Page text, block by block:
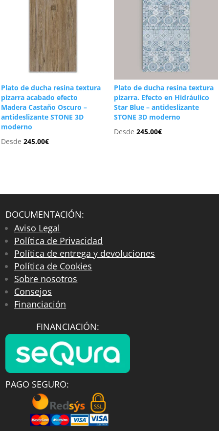
Plato de ducha resina textura
pizarra acabado efecto
Madera Castaño Oscuro –
antideslizante STONE 3D
moderno
Desde245.00€
Plato de ducha resina textura
pizarra. Efecto en Hidráulico
Star Blue – antideslizante
STONE 3D moderno
Desde 245.00€
DOCUMENTACIÓN:
Aviso Legal
Política de Privacidad
Política de entrega y devoluciones
Política de Cookies
Sobre nosotros
Consejos
Financiación
FINANCIACIÓN:
PAGO SEGURO: